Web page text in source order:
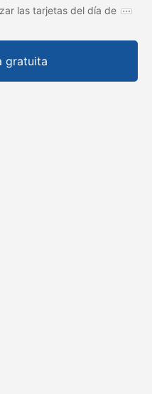
las tarjetas del día de
gratuita